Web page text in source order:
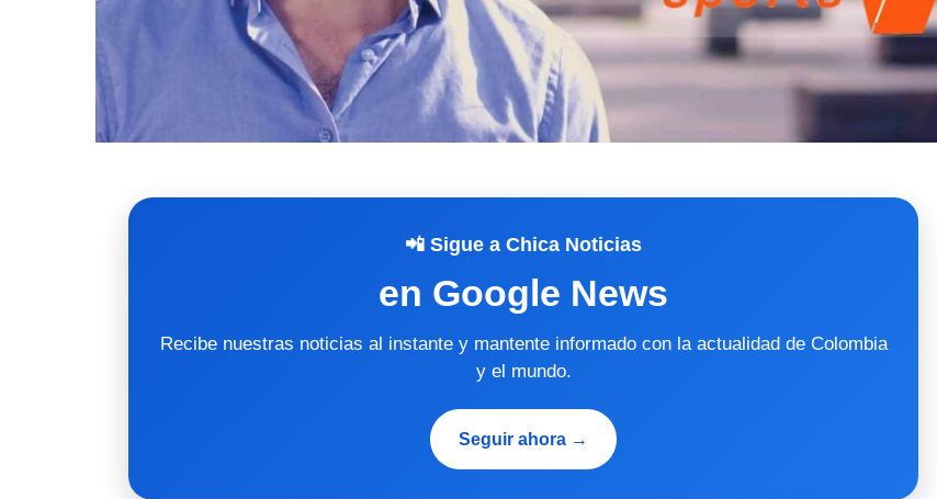
📲 Sigue a Chica Noticias
en Google News
Recibe nuestras noticias al instante y mantente informado con la actualidad de Colombia
y el mundo.
Seguir ahora →